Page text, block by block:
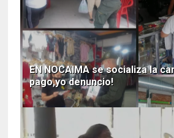
EN NOCAIMA se socializa la
pago,yo denuncio!